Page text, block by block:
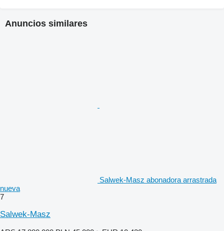
Anuncios similares
Salwek-Masz abonadora arrastrada
nueva
7
Salwek-Masz